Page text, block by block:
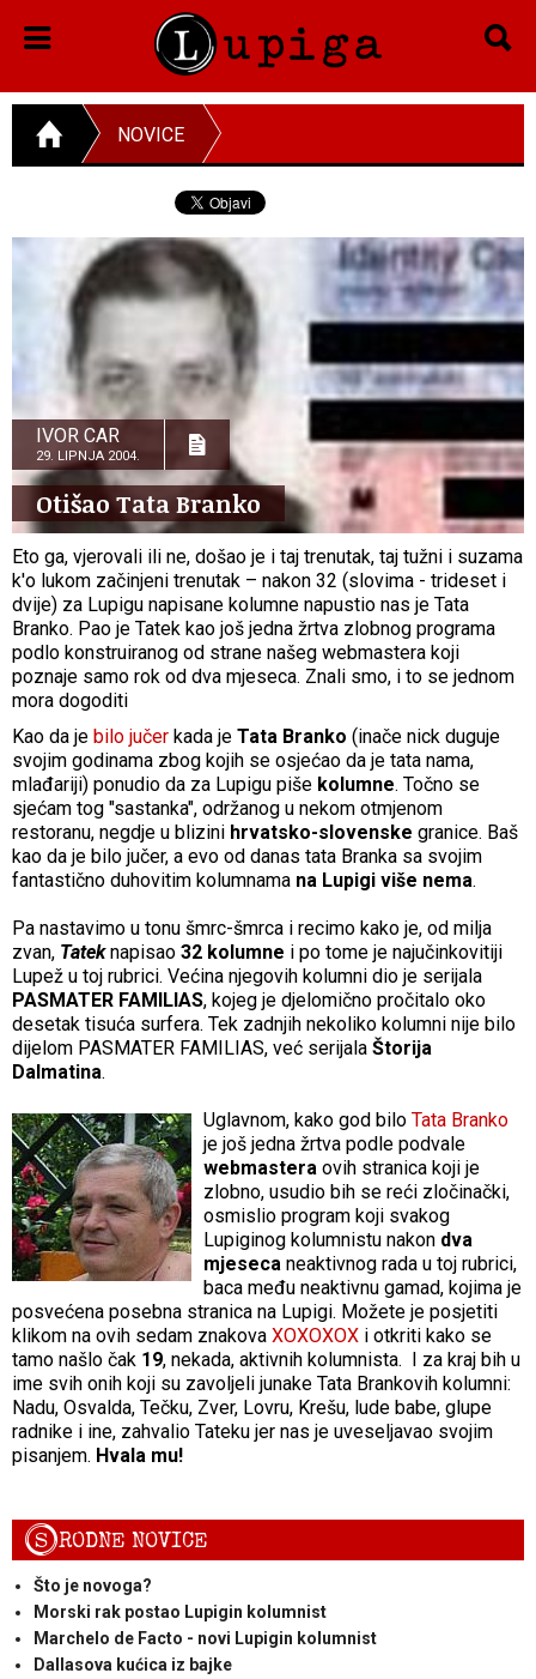
NOVICE
IVOR CAR
29. LIPNJA 2004.
Otišao Tata Branko
Eto ga, vjerovali ili ne, došao je i taj trenutak, taj tužni i suzama
k'o lukom začinjeni trenutak – nakon 32 (slovima - trideset i
dvije) za Lupigu napisane kolumne napustio nas je Tata
Branko. Pao je Tatek kao još jedna žrtva zlobnog programa
podlo konstruiranog od strane našeg webmastera koji
poznaje samo rok od dva mjeseca. Znali smo, i to se jednom
mora dogoditi
Kao da je bilo jučer kada je Tata Branko (inače nick duguje
svojim godinama zbog kojih se osjećao da je tata nama,
mlađariji) ponudio da za Lupigu piše kolumne. Točno se
sjećam tog "sastanka", održanog u nekom otmjenom
restoranu, negdje u blizini hrvatsko-slovenske granice. Baš
kao da je bilo jučer, a evo od danas tata Branka sa svojim
fantastično duhovitim kolumnama na Lupigi više nema.
Pa nastavimo u tonu šmrc-šmrca i recimo kako je, od milja
zvan, Tateknapisao 32 kolumne i po tome je najučinkovitiji
Lupež u toj rubrici. Većina njegovih kolumni dio je serijala
PASMATER FAMILIAS, kojeg je djelomično pročitalo oko
desetak tisuća surfera. Tek zadnjih nekoliko kolumni nije bilo
dijelom PASMATER FAMILIAS, već serijala Štorija
Dalmatina.
Uglavnom, kako god bilo Tata Branko
je još jedna žrtva podle podvale
webmastera ovih stranica koji je
zlobno, usudio bih se reći zločinački,
osmislio program koji svakog
Lupiginog kolumnistu nakon dva
mjeseca neaktivnog rada u toj rubrici,
baca među neaktivnu gamad, kojima je
posvećena posebna stranica na Lupigi. Možete je posjetiti
klikom na ovih sedam znakova XOXOXOX i otkriti kako se
tamo našlo čak 19, nekada, aktivnih kolumnista. I za kraj bih u
ime svih onih koji su zavoljeli junake Tata Brankovih kolumni:
Nadu, Osvalda, Tečku, Zver, Lovru, Krešu, lude babe, glupe
radnike i ine, zahvalio Tateku jer nas je uveseljavao svojim
pisanjem. Hvala mu!
SRODNE NOVICE
Što je novoga?
Morski rak postao Lupigin kolumnist
Marchelo de Facto - novi Lupigin kolumnist
Dallasova kućica iz bajke